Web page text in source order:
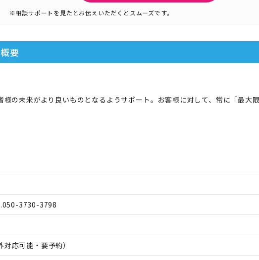
※相談サポートを見たとお伝えいただくとスムーズです。
要
の未来がより良いものとなるようサポート。お客様に対して、常に「最大
050-3730-3798
応可能・要予約）